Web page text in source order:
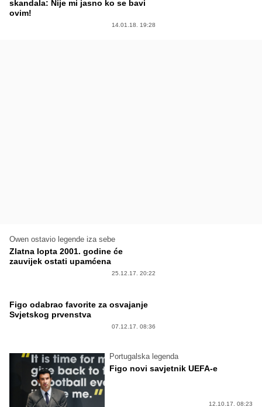
skandala: Nije mi jasno ko se bavi
ovim!
14.01.18. 19:28
Owen ostavio legende iza sebe
Zlatna lopta 2001. godine će
zauvijek ostati upamćena
25.12.17. 20:22
Figo odabrao favorite za osvajanje
Svjetskog prvenstva
07.12.17. 08:36
Portugalska legenda
Figo novi savjetnik UEFA-e
12.10.17. 08:23